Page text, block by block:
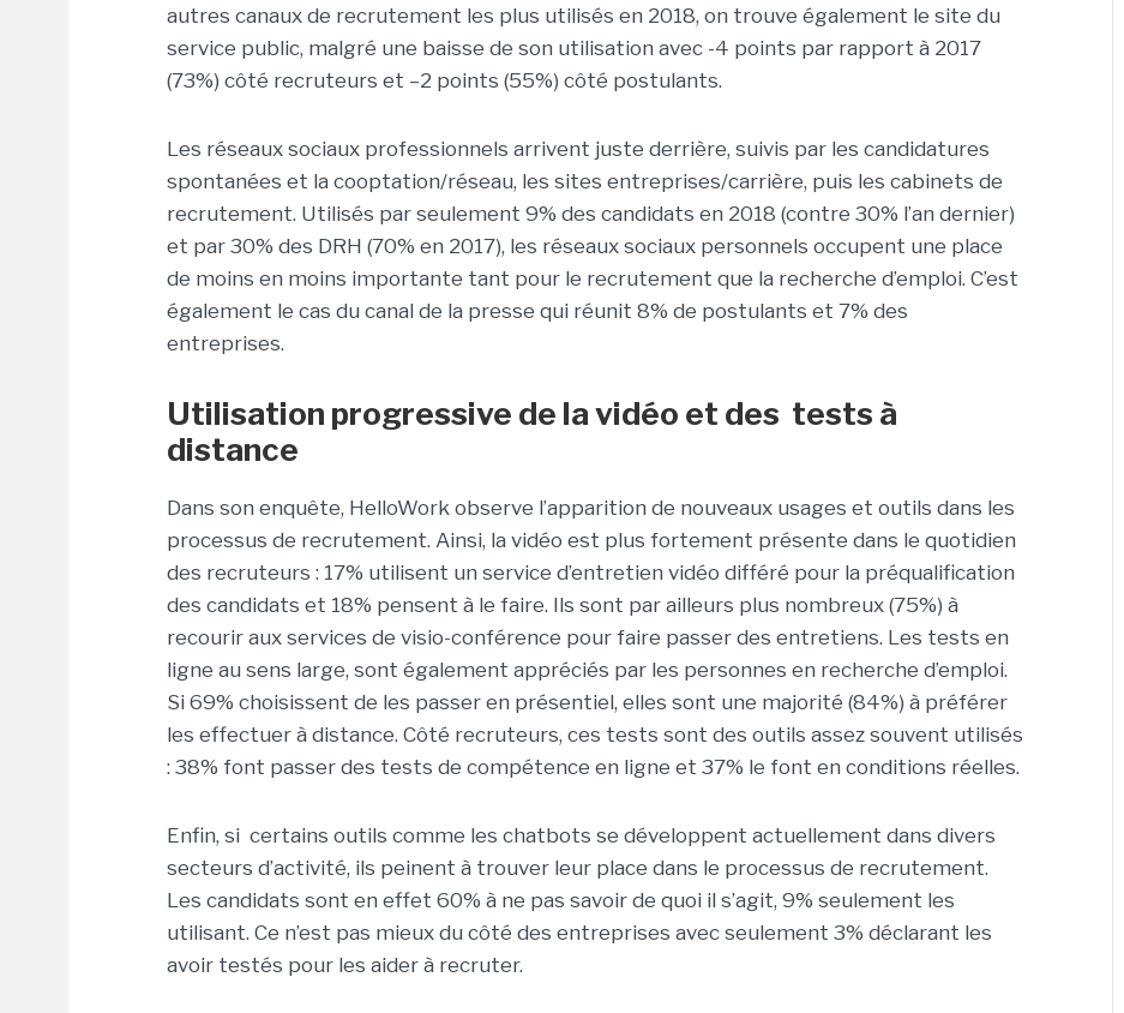
autres canaux de recrutement les plus utilisés en 2018, on trouve également le site du
service public, malgré une baisse de son utilisation avec -4 points par rapport à 2017
(73%) côté recruteurs et –2 points (55%) côté postulants.
Les réseaux sociaux professionnels arrivent juste derrière, suivis par les candidatures
spontanées et la cooptation/réseau, les sites entreprises/carrière, puis les cabinets de
recrutement. Utilisés par seulement 9% des candidats en 2018 (contre 30% l’an dernier)
et par 30% des DRH (70% en 2017), les réseaux sociaux personnels occupent une place
de moins en moins importante tant pour le recrutement que la recherche d’emploi. C’est
également le cas du canal de la presse qui réunit 8% de postulants et 7% des
entreprises.
Utilisation progressive de la vidéo et des tests à
distance
Dans son enquête, HelloWork observe l’apparition de nouveaux usages et outils dans les
processus de recrutement. Ainsi, la vidéo est plus fortement présente dans le quotidien
des recruteurs : 17% utilisent un service d’entretien vidéo différé pour la préqualification
des candidats et 18% pensent à le faire. Ils sont par ailleurs plus nombreux (75%) à
recourir aux services de visio-conférence pour faire passer des entretiens. Les tests en
ligne au sens large, sont également appréciés par les personnes en recherche d’emploi.
Si 69% choisissent de les passer en présentiel, elles sont une majorité (84%) à préférer
les effectuer à distance. Côté recruteurs, ces tests sont des outils assez souvent utilisés
: 38% font passer des tests de compétence en ligne et 37% le font en conditions réelles.
Enfin, si certains outils comme les chatbots se développent actuellement dans divers
secteurs d’activité, ils peinent à trouver leur place dans le processus de recrutement.
Les candidats sont en effet 60% à ne pas savoir de quoi il s’agit, 9% seulement les
utilisant. Ce n’est pas mieux du côté des entreprises avec seulement 3% déclarant les
avoir testés pour les aider à recruter.